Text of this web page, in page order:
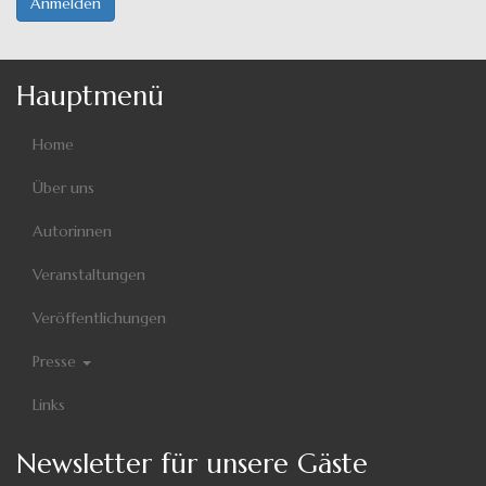
Hauptmenü
Home
Über uns
Autorinnen
Veranstaltungen
Veröffentlichungen
Presse
Links
Newsletter für unsere Gäste